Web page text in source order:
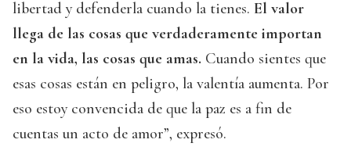
libertad y defenderla cuando la tienes. El valor
llega de las cosas que verdaderamente importan
en la vida, las cosas que amas. Cuando sientes que
esas cosas están en peligro, la valentía aumenta. Por
eso estoy convencida de que la paz es a fin de
cuentas un acto de amor”, expresó.